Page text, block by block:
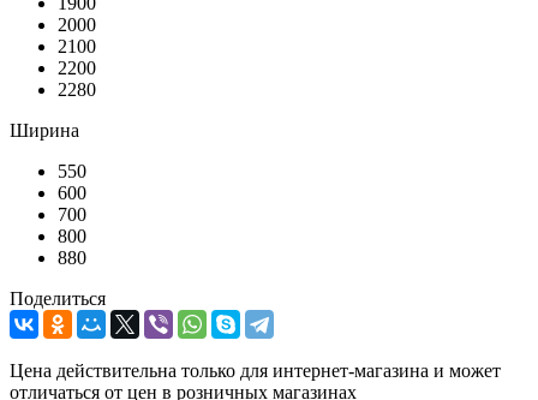
2000
2100
2200
2280
Ширина
550
600
700
800
880
Поделиться
Цена действительна только для интернет-магазина и может
отличаться от цен в розничных магазинах